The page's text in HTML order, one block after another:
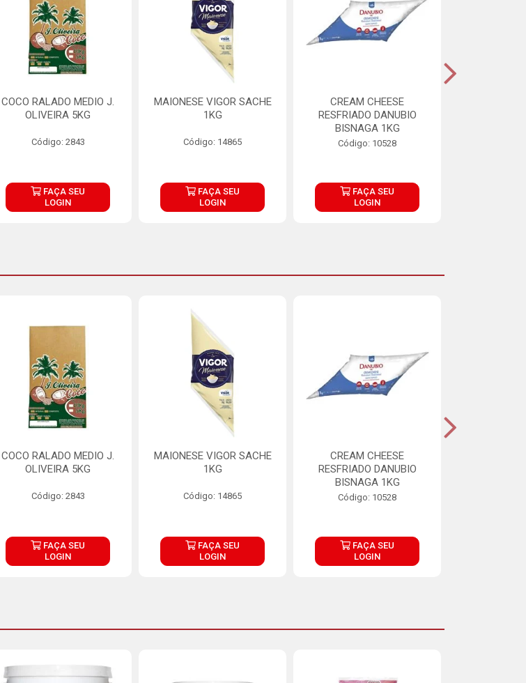
COCO RALADO MEDIO J.
OLIVEIRA 5KG
Código: 2843
FAÇA SEU
LOGIN
MAIONESE VIGOR SACHE
1KG
Código: 14865
FAÇA SEU
LOGIN
CREAM CHEESE
RESFRIADO DANUBIO
BISNAGA 1KG
Código: 10528
FAÇA SEU
LOGIN
COCO RALADO MEDIO J.
OLIVEIRA 5KG
Código: 2843
FAÇA SEU
LOGIN
MAIONESE VIGOR SACHE
1KG
Código: 14865
FAÇA SEU
LOGIN
CREAM CHEESE
RESFRIADO DANUBIO
BISNAGA 1KG
Código: 10528
FAÇA SEU
LOGIN